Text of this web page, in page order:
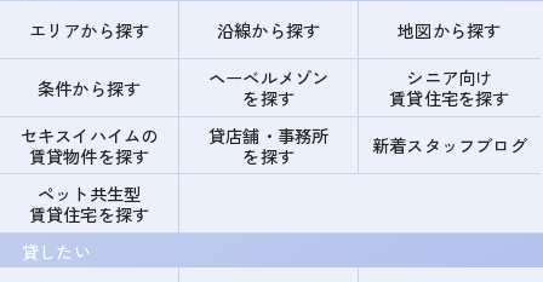
エリアから探す
沿線から探す 地図から探す
条件から探す
ヘーベルメゾン
を探す
シニア向け
賃貸住宅を探す
セキスイハイムの
賃貸物件を探す
貸店舗・事務所
を探す
新着スタッフブログ
ペット共生型
賃貸住宅を探す
貸したい